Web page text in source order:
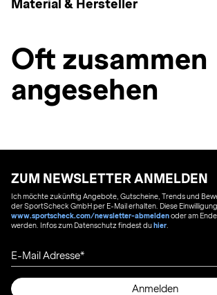
Material & Hersteller
Oft zusammen
angesehen
ZUM NEWSLETTER ANMELDEN
Ich möchte zukünftig Angebote, Gutscheine, Trends und
der SportScheck GmbH per E-Mail erhalten. Diese
www.sportscheck.com/newsletter-abmeldenoder am
werden. Infos zum Datenschutz findest duhier
E-Mail Adresse
Anmelden